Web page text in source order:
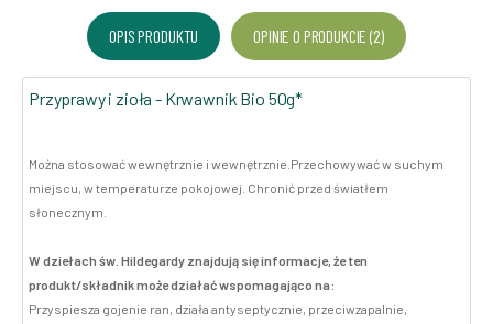
OPIS PRODUKTU OPINIE O PRODUKCIE (2)
Przyprawy i zioła - Krwawnik Bio 50g*
Można stosować wewnętrznie i wewnętrznie.Przechowywać w suchym
miejscu, w temperaturze pokojowej. Chronić przed światłem
słonecznym.
W dziełach św. Hildegardy znajdują się informacje, że ten
produkt/składnik może działać wspomagająco na:
Przyspiesza gojenie ran, działa antyseptycznie, przeciwzapalnie,